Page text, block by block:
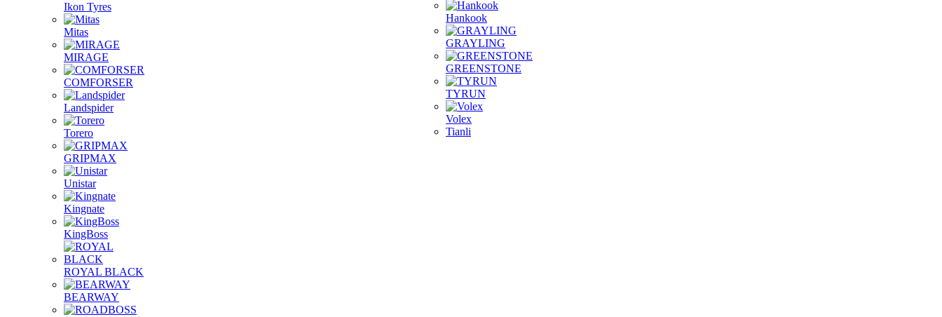
Ikon Tyres
Mitas
MIRAGE
COMFORSER
Landspider
Torero
GRIPMAX
Unistar
Kingnate
KingBoss
ROYAL BLACK
BEARWAY
Hankook
GRAYLING
GREENSTONE
TYRUN
Volex
Tianli